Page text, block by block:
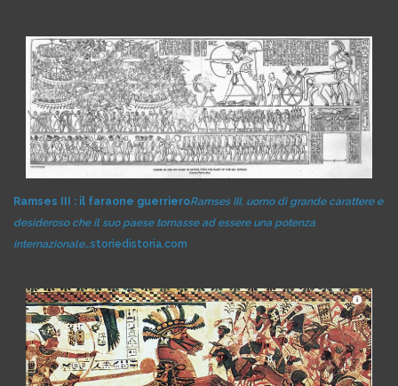
Ramses III : il faraone guerrieroRamses III, uomo di grande carattere e
desideroso che il suo paese tornasse ad essere una potenza
internazionale…storiedistoria.com